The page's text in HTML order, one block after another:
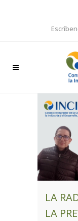
LA
LA